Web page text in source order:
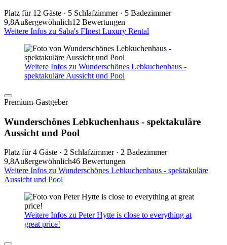
Platz für 12 Gäste · 5 Schlafzimmer · 5 Badezimmer
9,8Außergewöhnlich12 Bewertungen
Weitere Infos zu Saba's FInest Luxury Rental
Weitere Infos zu Wunderschönes Lebkuchenhaus -
spektakuläre Aussicht und Pool
Premium-Gastgeber
Wunderschönes Lebkuchenhaus - spektakuläre
Aussicht und Pool
Platz für 4 Gäste · 2 Schlafzimmer · 2 Badezimmer
9,8Außergewöhnlich46 Bewertungen
Weitere Infos zu Wunderschönes Lebkuchenhaus - spektakuläre
Aussicht und Pool
Weitere Infos zu Peter Hytte is close to everything at
great price!